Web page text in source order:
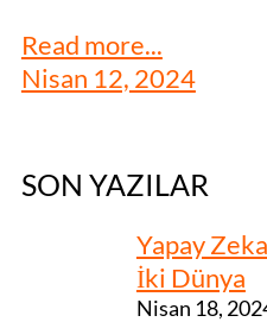
Read more...
Nisan 12, 2024
SON YAZILAR
Yapay
İki Dünya
Nisan 18,